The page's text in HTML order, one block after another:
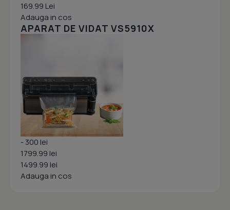
169.99 Lei
Adauga in cos
APARAT DE VIDAT VS5910X
- 300 lei
1799.99 lei
1499.99 lei
Adauga in cos